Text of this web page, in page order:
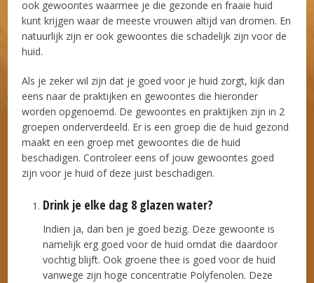
ook gewoontes waarmee je die gezonde en fraaie huid
kunt krijgen waar de meeste vrouwen altijd van dromen. En
natuurlijk zijn er ook gewoontes die schadelijk zijn voor de
huid.
Als je zeker wil zijn dat je goed voor je huid zorgt, kijk dan
eens naar de praktijken en gewoontes die hieronder
worden opgenoemd. De gewoontes en praktijken zijn in 2
groepen onderverdeeld. Er is een groep die de huid gezond
maakt en een groep met gewoontes die de huid
beschadigen. Controleer eens of jouw gewoontes goed
zijn voor je huid of deze juist beschadigen.
Drink je elke dag 8 glazen water?
Indien ja, dan ben je goed bezig. Deze gewoonte is
namelijk erg goed voor de huid omdat die daardoor
vochtig blijft. Ook groene thee is goed voor de huid
vanwege zijn hoge concentratie Polyfenolen. Deze